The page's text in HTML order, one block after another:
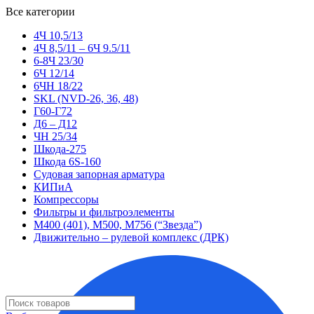
Все категории
4Ч 10,5/13
4Ч 8,5/11 – 6Ч 9.5/11
6-8Ч 23/30
6Ч 12/14
6ЧН 18/22
SKL (NVD-26, 36, 48)
Г60-Г72
Д6 – Д12
ЧН 25/34
Шкода-275
Шкода 6S-160
Судовая запорная арматура
КИПиА
Компрессоры
Фильтры и фильтроэлементы
М400 (401), М500, М756 (“Звезда”)
Движительно – рулевой комплекс (ДРК)